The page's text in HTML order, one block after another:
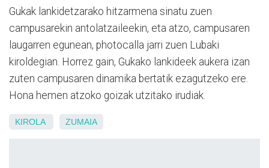
Gukak lankidetzarako hitzarmena sinatu zuen
campusarekin antolatzaileekin, eta atzo, campusaren
laugarren egunean, photocalla jarri zuen Lubaki
kiroldegian. Horrez gain, Gukako lankideek aukera izan
zuten campusaren dinamika bertatik ezagutzeko ere.
Hona hemen atzoko goizak utzitako irudiak.
KIROLA ZUMAIA